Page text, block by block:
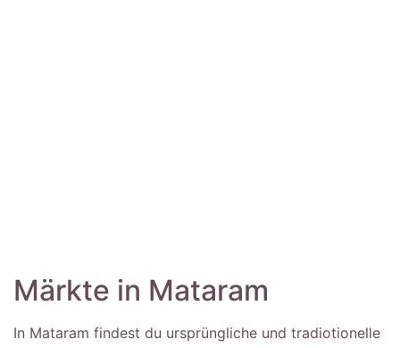
Märkte in Mataram
In Mataram findest du ursprüngliche und tradiotionelle